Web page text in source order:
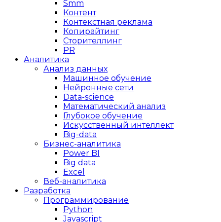
Smm
Контент
Контекстная реклама
Копирайтинг
Сторителлинг
PR
Аналитика
Анализ данных
Машинное обучение
Нейронные сети
Data-science
Математический анализ
Глубокое обучение
Искусственный интеллект
Big-data
Бизнес-аналитика
Power BI
Big data
Excel
Веб-аналитика
Разработка
Программирование
Python
Javascript